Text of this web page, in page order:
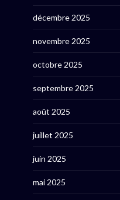
décembre 2025
novembre 2025
octobre 2025
septembre 2025
août 2025
juillet 2025
juin 2025
mai 2025